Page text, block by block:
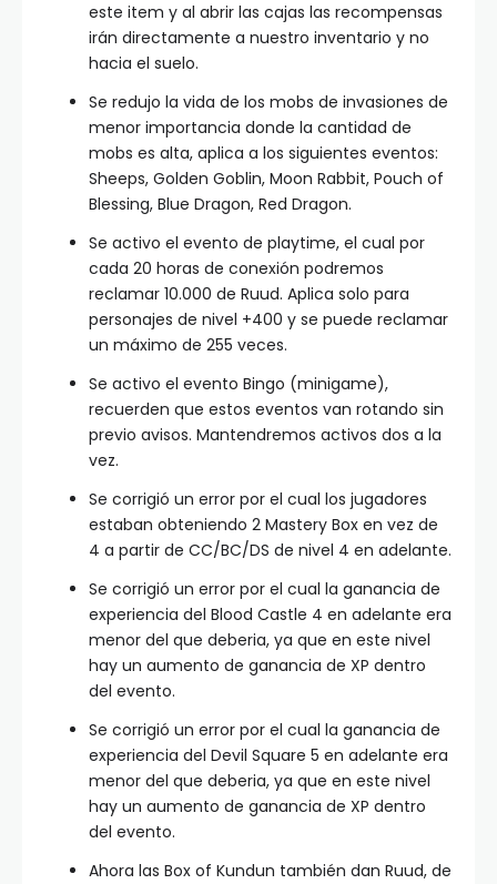
este item y al abrir las cajas las recompensas
irán directamente a nuestro inventario y no
hacia el suelo.
Se redujo la vida de los mobs de invasiones de
menor importancia donde la cantidad de
mobs es alta, aplica a los siguientes eventos:
Sheeps, Golden Goblin, Moon Rabbit, Pouch of
Blessing, Blue Dragon, Red Dragon.
Se activo el evento de playtime, el cual por
cada 20 horas de conexión podremos
reclamar 10.000 de Ruud. Aplica solo para
personajes de nivel +400 y se puede reclamar
un máximo de 255 veces.
Se activo el evento Bingo (minigame),
recuerden que estos eventos van rotando sin
previo avisos. Mantendremos activos dos a la
vez.
Se corrigió un error por el cual los jugadores
estaban obteniendo 2 Mastery Box en vez de
4 a partir de CC/BC/DS de nivel 4 en adelante.
Se corrigió un error por el cual la ganancia de
experiencia del Blood Castle 4 en adelante era
menor del que deberia, ya que en este nivel
hay un aumento de ganancia de XP dentro
del evento.
Se corrigió un error por el cual la ganancia de
experiencia del Devil Square 5 en adelante era
menor del que deberia, ya que en este nivel
hay un aumento de ganancia de XP dentro
del evento.
Ahora las Box of Kundun también dan Ruud, de